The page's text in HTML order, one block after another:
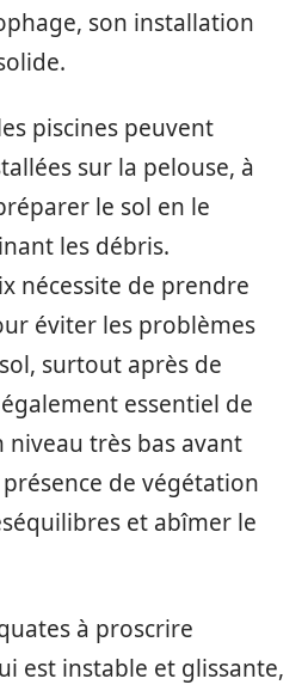
son installation
piscines peuvent
sur la pelouse, à
le sol en le
les débris.
nécessite de prendre
éviter les problèmes
surtout après de
essentiel de
niveau très bas avant
de végétation
et abîmer le
à proscrire
est instable et glissante,